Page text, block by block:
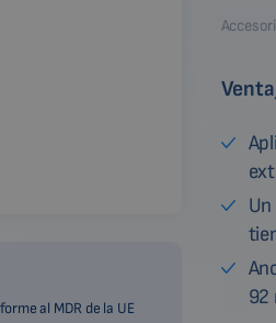
al MDR de la UE
92